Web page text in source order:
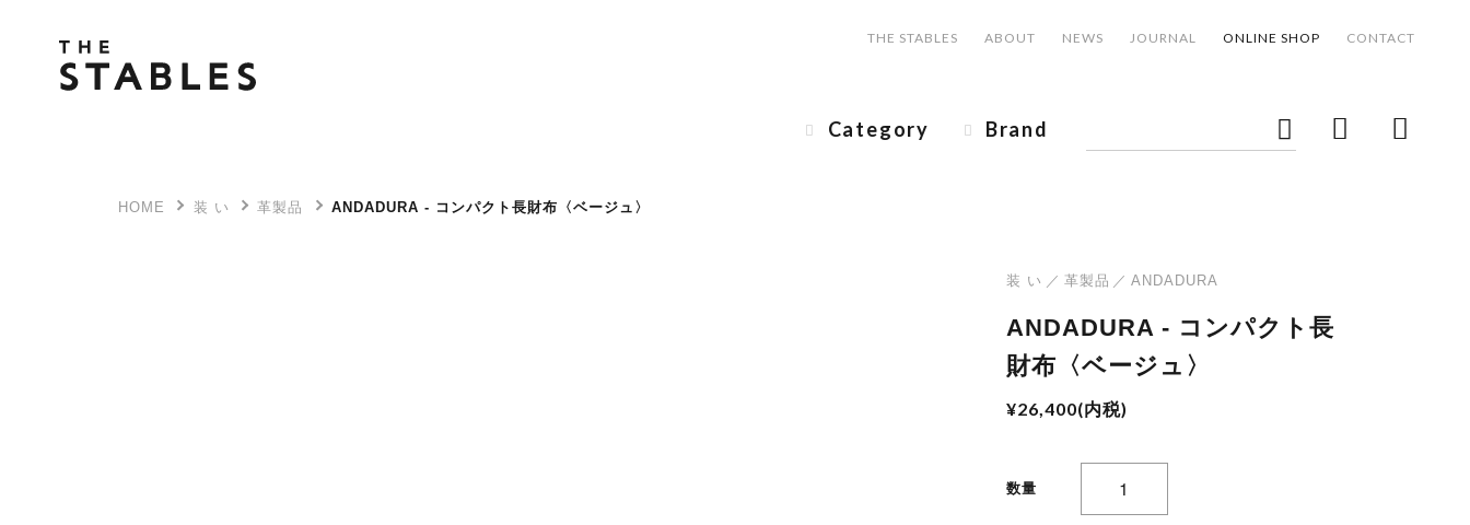
THE STABLES ABOUT NEWS JOURNAL ONLINE SHOP CONTACT
Category Brand
HOME 装 い 革製品 ANDADURA - コンパクト長財布〈ベージュ〉
装 い 革製品 ANDADURA
ANDADURA - コンパクト長
財布〈ベージュ〉
¥26,400(内税)
数量